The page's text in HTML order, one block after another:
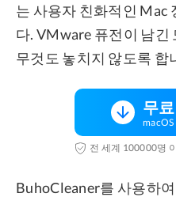
는 사용자 친화적인 Mac
다. VMware 퓨전이 남긴
무것도 놓치지 않도록 합
무
전 세계 100000명
BuhoCleaner를 사용하